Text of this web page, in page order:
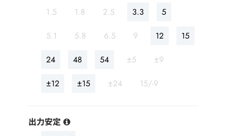
1.5
1.8 2.5 3.3 5
5.1 5.8 6.5 9 12 15
24 48 54 ±5 ±9
±12 ±15 ±24 15/-9
出力安定